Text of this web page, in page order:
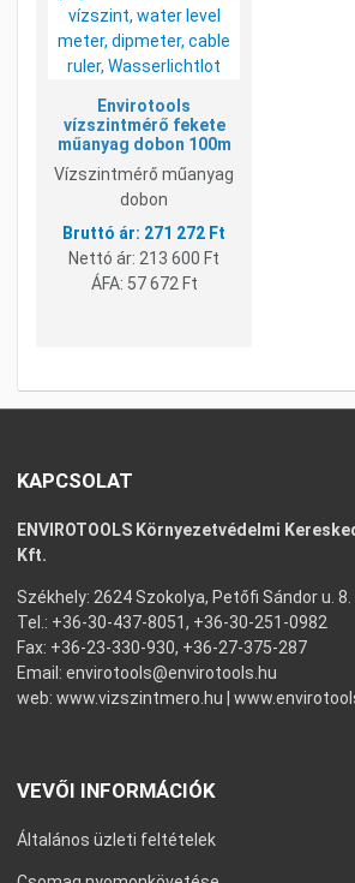
Envirotools
vízszintmérő fekete
műanyag dobon 100m
Vízszintmérő műanyag
dobon
271 272 Ft
Nettó ár: 213 600 Ft
ÁFA: 57 672 Ft
KAPCSOLAT
ENVIROTOOLS Környezetvédelmi
Kft.
Székhely: 2624 Szokolya, Petőfi Sándor u. 8.
Tel.: +36-30-437-8051, +36-30-251-0982
Fax: +36-23-330-930, +36-27-375-287
Email: envirotools@envirotools.hu
web: www.vizszintmero.hu
VEVŐI INFORMÁCIÓK
Általános üzleti feltételek